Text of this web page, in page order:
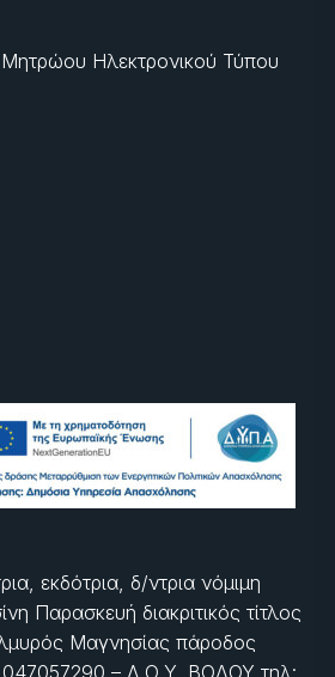
Ηλεκτρονικού Τύπου
εκδότρια, δ/ντρια νόμιμη
Παρασκευή διακριτικός τίτλος
Μαγνησίας πάροδος
– Δ.Ο.Υ. ΒΟΛΟΥ τηλ: